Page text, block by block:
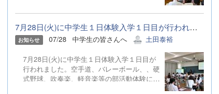
7月28日(火)に中学生１日体験入学１日目が行われました。空手道、...
お知らせ 07/28 中学生の皆さんへ 土田泰裕
7月28日(火)に中学生１日体験入学１日目が
行われました。空手道、バレーボール、、硬
式野球、吹奏楽、軽音楽等の部活動体験にた